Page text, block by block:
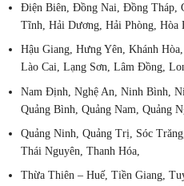
Điện Biên, Đồng Nai, Đồng Tháp,
Tĩnh, Hải Dương, Hải Phòng, Hòa
Hậu Giang, Hưng Yên, Khánh
Lào Cai, Lạng Sơn, Lâm Đồng,
Nam Định, Nghệ An, Ninh Bình,
Quảng Bình, Quảng Nam, Quảng
Quảng Ninh, Quảng Trị, Sóc
Thái Nguyên, Thanh Hóa,
Thừa Thiên – Huế, Tiền Giang,